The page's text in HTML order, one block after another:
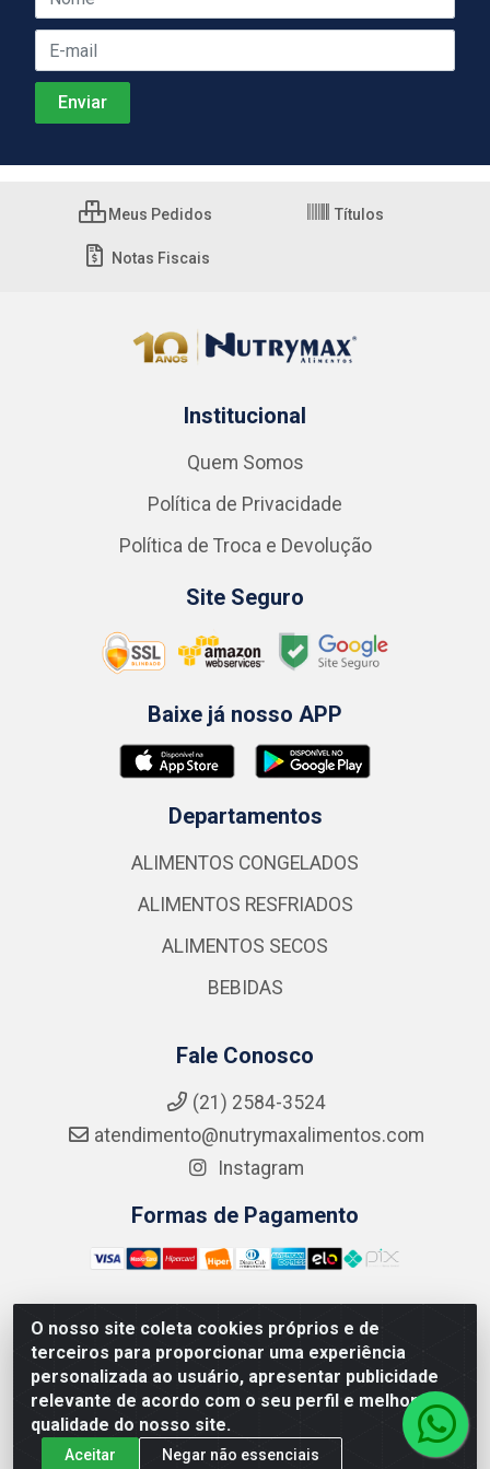
O nosso site coleta cookies próprios e de
terceiros para proporcionar uma experiência
personalizada ao usuário, apresentar publicidade
relevante de acordo com o seu perfil e melhorar a
qualidade do nosso site.
Aceitar Negar não essenciais
Meus Pedidos Títulos
Notas Fiscais
Institucional
Quem Somos
Política de Privacidade
Política de Troca e Devolução
Site Seguro
Baixe já nosso APP
Departamentos
ALIMENTOS CONGELADOS
ALIMENTOS RESFRIADOS
ALIMENTOS SECOS
BEBIDAS
Fale Conosco
(21) 2584-3524
atendimento@nutrymaxalimentos.com
Instagram
Formas de Pagamento
NUTRY MAX COMÉRCIO DE PRODUTOS ALIMENTICIOS
LTDA - RUA DO FEIJÃO, 721 PENHA CIRCULAR/RJ -
CNPJ: 15.796.122/0001-03